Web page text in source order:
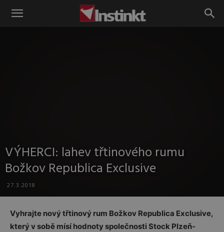
Instinkt
VÝHERCI: lahev třtinového rumu
Božkov Republica Exclusive
27.3.2018
Vyhrajte nový třtinový rum Božkov Republica Exclusive,
který v sobě mísí hodnoty společnosti Stock Plzeň-